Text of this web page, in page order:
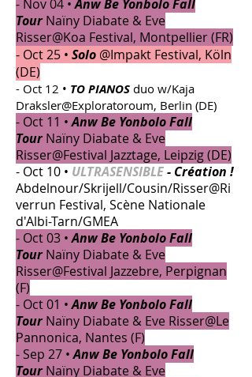
- Nov 04 •Anw Be Yonbolo Fall
TourNaïny Diabate & Eve
Risser@Koa Festival, Montpellier (FR)
- Oct 25 • Solo @Impakt Festival, Köln
(DE)
- Oct 12 • TO PIANOS duo w/Kaja
Draksler@Exploratoroum, Berlin (DE)
- Oct 11 •Anw Be Yonbolo Fall
TourNaïny Diabate & Eve
Risser@Festival Jazztage, Leipzig (DE)
- Oct 10 • ULTRASENSIBLE- Création !
Abdelnour/Skrijell/Cousin/Risser@Ri
verrun Festival, Scène Nationale
d'Albi-Tarn/GMEA
- Oct 03 •Anw Be Yonbolo Fall
TourNaïny Diabate & Eve
Risser@Festival Jazzebre, Perpignan
(F)
- Oct 01 •Anw Be Yonbolo Fall
TourNaïny Diabate & Eve Risser@Le
Pannonica, Nantes (F)
- Sep 27 •Anw Be Yonbolo Fall
TourNaïny Diabate & Eve